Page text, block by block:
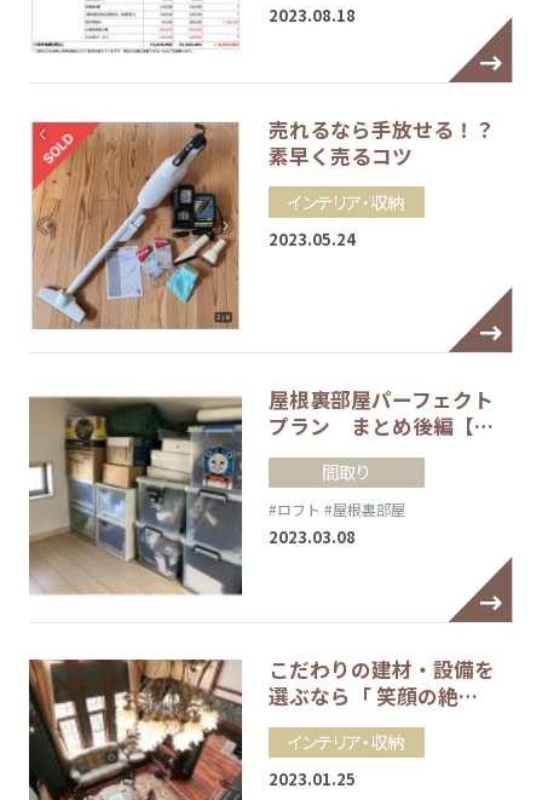
2023.08.18
売れるなら手放せる！？
素早く売るコツ
インテリア・収納
2023.05.24
屋根裏部屋パーフェクト
プラン まとめ後編【…
間取り
#ロフト #屋根裏部屋
2023.03.08
こだわりの建材・設備を
選ぶなら「 笑顔の絶…
インテリア・収納
2023.01.25